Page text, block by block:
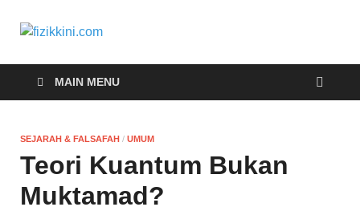
fizikkini.com
MAIN MENU
SEJARAH & FALSAFAH / UMUM
Teori Kuantum Bukan
Muktamad?